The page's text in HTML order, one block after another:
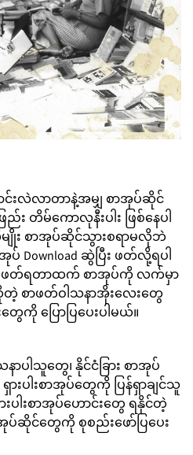
းလဲလာတာနဲ့အမျှ စာအုပ်ဆိုင်
တိမ်ကောလုနီးပါး ဖြစ်နေပါ
း စာအုပ်ဆိုင်သွားစရာမလိုဘဲ
Download ဆွဲပြီး ဖတ်လို့ရပါ
ေ ဖတ်ရတာထက် စာအုပ်ကို လက်မှာ
စာဖတ်ဝါသနာအိုးလေးတွေ
ပြောပြပေးပါမယ်။
ပါသူတွေ၊ နိုင်ငံခြား စာအုပ်
းပါးစာအုပ်တွေကို ပြန်ရှာချင်သူ
ါးစာအုပ်ဟောင်းတွေ ရနိုင်တဲ့
ဆိုင်တွေကို စုစည်းဖော်ပြပေး